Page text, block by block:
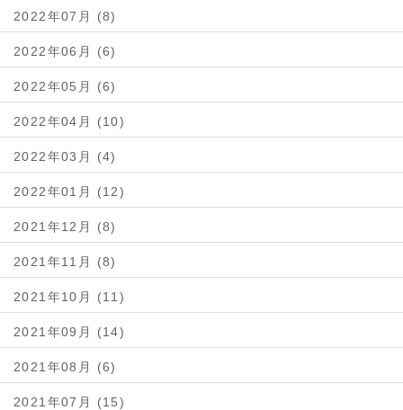
2022年07月 (8)
2022年06月 (6)
2022年05月 (6)
2022年04月 (10)
2022年03月 (4)
2022年01月 (12)
2021年12月 (8)
2021年11月 (8)
2021年10月 (11)
2021年09月 (14)
2021年08月 (6)
2021年07月 (15)